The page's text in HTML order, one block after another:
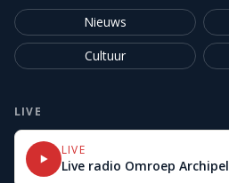
Nieuws
Cultuur
LIVE
LIVE
Live radio Omroep Archipel